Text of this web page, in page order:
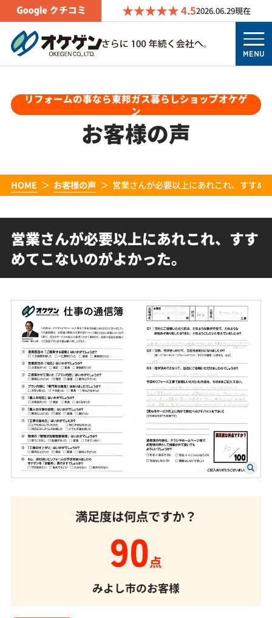
4.52026.06.29現在
MENU
リフォームの事なら東邦ガス暮らしショップオケゲ
ン
お客様の声
HOME お客様の声 営業さんが必要以上にあれこれ、すすめ
営業さんが必要以上にあれこれ、すす
めてこないのがよかった。
満足度は何点ですか？
90点
みよし市のお客様